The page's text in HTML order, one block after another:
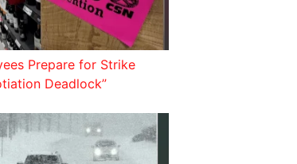
Prepare for Strike
Deadlock”